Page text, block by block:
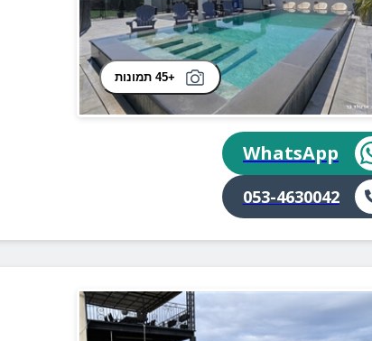
+45 תמונות
WhatsApp
053-4630042